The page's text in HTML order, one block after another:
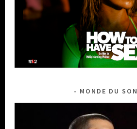
MONDE DU SON